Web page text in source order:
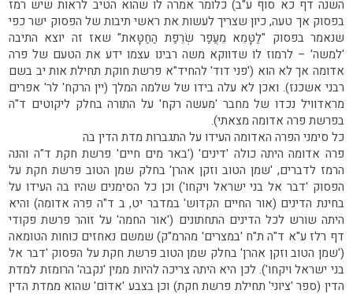
השנה דף כא סוף ע"ב) כלומר אמרה לו שהוא הטיב לראות שיש רמז
בפסוק אך טעה, כיון שצריך לעשות את ראשי תיבות של הפסוק ישר כפי
שנאמר בפסוק "לַטָּמֵא מֵעֲפַר שְׂרֵפַת הַחַטָּאת" שאז זה יוצא התיבה
'למשה' – לרמוז לו שדווקא משה רבינו עצמו ידע את הטעם של פרה
אדומה אך לא הוא ('פני דוד' להחיד"א פרשת חוקת תחילת אות יב בשם
רבני אשכנז). ואכן לא עלה בידו של שלמה המלך (יין הרקח' לר' אפרים
מראדוויל נכדו של מחבר 'מעשה רקח' על התורה בחלק ליקוטים ד"ה
בפרשת פרה אדומה מצאתי).
כל סימני הפרה האדומה העידו על התגברות מדת הדין בה
פרה אדומה היתה כולה 'דינים' ('באר מים חיים' פרשת חקת ד"ה והנה
הרמז לדברים, 'שמן הטוב וזקן אהרן' בחלק שמן הטוב פרשת חקת על
הפסוק 'דבר אל בני ישראל ויקחו') וכן כל הסימנים שהיו בה העידו על
בחינת הדינים (אור החיים הקדוש' במדבר יט, ב ד"ה פרה אדומה) והיא
היתה שורש לכל הדינים התחתונים ('אור החמה' על זוהר פרשת פקודי
דף רלז ע"א ד"ה ת"ח 'במצרים' מהרמ"ק) שמשם נאחזים כוחות הטומאה
('שמן הטוב וזקן אהרן' בחלק שמן הטוב פרשת חקת על הפסוק 'דבר אל
בני ישראל ויקחו'). לכן היא היתה צריכה להיות ממין 'נקבה' הרומזת למדת
הדין (ספר 'ציוני' תחילת פרשת חקת) וכן בצבע 'אדוֹם' שהוא ממדת הדין